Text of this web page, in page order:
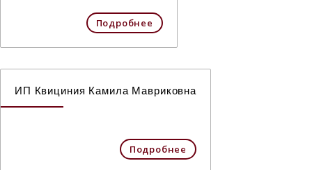
Подробнее
ИП Квициния Камила Мавриковна
Подробнее